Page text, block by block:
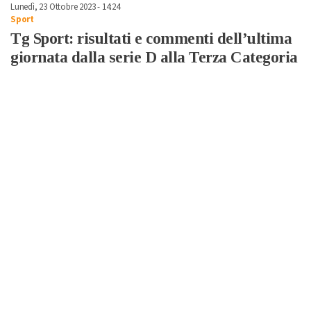
Lunedì, 23 Ottobre 2023 - 14:24
Sport
Tg Sport: risultati e commenti dell’ultima
giornata dalla serie D alla Terza Categoria